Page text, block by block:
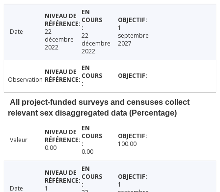
Date
22
décembre
2022
22
décembre
2022
1
septembre
2027
Observation
All project-funded surveys and censuses collect
relevant sex disaggregated data (Percentage)
Valeur
0.00
0.00
100.00
Date 1
1